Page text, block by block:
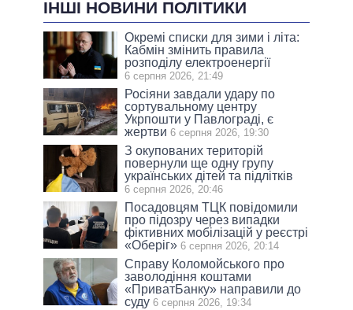
ІНШІ НОВИНИ ПОЛІТИКИ
Окремі списки для зими і літа:
Кабмін змінить правила
розподілу електроенергії
6 серпня 2026, 21:49
Росіяни завдали удару по
сортувальному центру
Укрпошти у Павлограді, є
жертви 6 серпня 2026, 19:30
З окупованих територій
повернули ще одну групу
українських дітей та підлітків
6 серпня 2026, 20:46
Посадовцям ТЦК повідомили
про підозру через випадки
фіктивних мобілізацій у реєстрі
«Оберіг» 6 серпня 2026, 20:14
Справу Коломойського про
заволодіння коштами
«ПриватБанку» направили до
суду 6 серпня 2026, 19:34